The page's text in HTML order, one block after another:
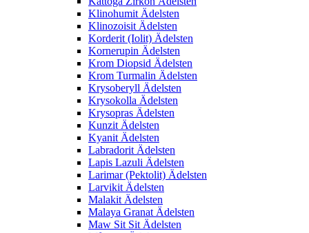
Klinohumit Ädelsten
Klinozoisit Ädelsten
Korderit (Iolit) Ädelsten
Kornerupin Ädelsten
Krom Diopsid Ädelsten
Krom Turmalin Ädelsten
Krysoberyll Ädelsten
Krysokolla Ädelsten
Krysopras Ädelsten
Kunzit Ädelsten
Kyanit Ädelsten
Labradorit Ädelsten
Lapis Lazuli Ädelsten
Larimar (Pektolit) Ädelsten
Larvikit Ädelsten
Malakit Ädelsten
Malaya Granat Ädelsten
Maw Sit Sit Ädelsten